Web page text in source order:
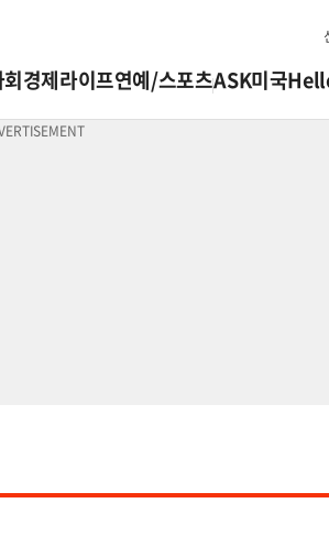
경제라이프연예/스포츠ASK미국